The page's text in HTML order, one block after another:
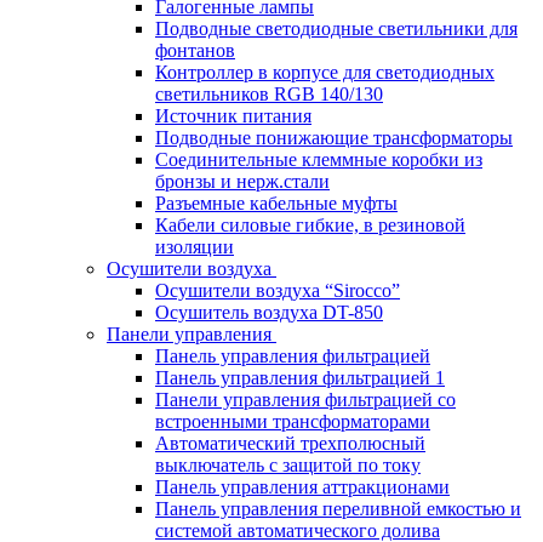
Галогенные лампы
Подводные светодиодные светильники для
фонтанов
Контроллер в корпусе для светодиодных
светильников RGB 140/130
Источник питания
Подводные понижающие трансформаторы
Соединительные клеммные коробки из
бронзы и нерж.стали
Разъемные кабельные муфты
Кабели силовые гибкие, в резиновой
изоляции
Осушители воздуха
Осушители воздуха “Sirocco”
Осушитель воздуха DT-850
Панели управления
Панель управления фильтрацией
Панель управления фильтрацией 1
Панели управления фильтрацией cо
встроенными трансформаторами
Автоматический трехполюсный
выключатель с защитой по току
Панель управления аттракционами
Панель управления переливной емкостью и
системой автоматического долива